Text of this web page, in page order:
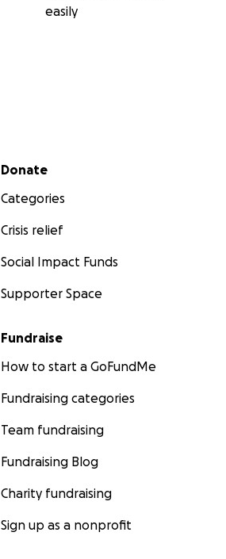
easily
Secondary menu
Donate
Categories
Crisis relief
Social Impact Funds
Supporter Space
Fundraise
How to start a GoFundMe
Fundraising categories
Team fundraising
Fundraising Blog
Charity fundraising
Sign up as a nonprofit